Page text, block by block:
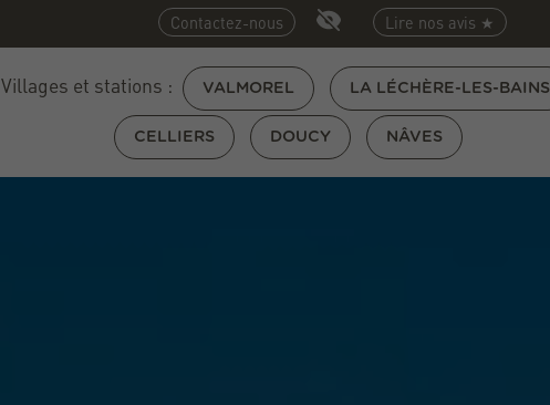
Contactez-nous Lire nos avis ★
Villages et stations : VALMOREL LA LÉCHÈRE-LES-BAINS
CELLIERS DOUCY NÂVES